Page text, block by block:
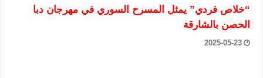
“خلاص فردي” يمثل المسرح السوري في مهرجان دبا
الحصن بالشارقة
2025-05-23